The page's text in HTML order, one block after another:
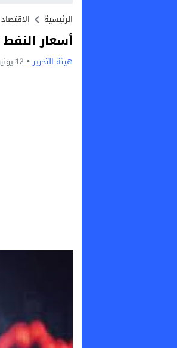
الرئيسية الاقتصاد
أسعار
هيئة التحرير 12 يونيو 2026